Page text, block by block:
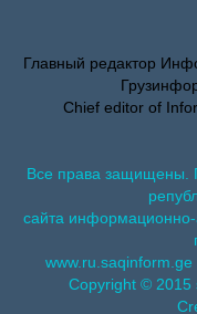
Главный редактор
Chief editor of
Все права защищены.
сайта информационно-
www.ru.saqinform.ge
Copyright © 2015